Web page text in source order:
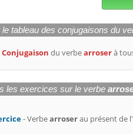
le tableau des conjugaisons du
Conjugaison du verbearroserà
les exercices sur le verbe
- Verbearroserau présent de